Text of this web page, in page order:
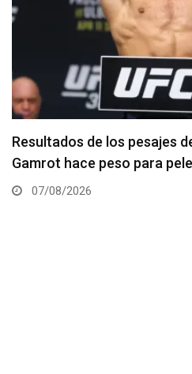
Resultados de los pesajes
Gamrot hace peso para
07/08/2026